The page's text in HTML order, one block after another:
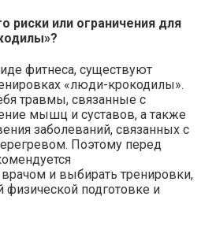
риски или ограничения для
фитнеса, существуют
«люди-крокодилы».
травмы, связанные с
мышц и суставов, а также
заболеваний, связанных с
Поэтому перед
врачом и выбирать тренировки,
подготовке и